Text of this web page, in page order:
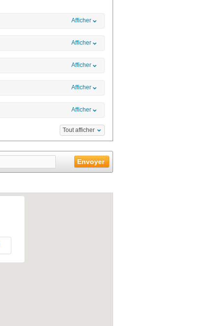
Afficher
Afficher
Afficher
Afficher
Afficher
Tout afficher